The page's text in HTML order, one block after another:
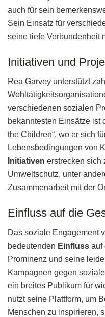
auch für sein
Sein Einsatz für
seine tiefe Verbundenheit
Initiativen und
Rea Garvey unterstützt
verschiedenen sozialen
bekanntesten Einsätze ist
the Children“, wo er sich
Lebensbedingungen von
Initiativen erstrecken sich
Umweltschutz, unter
Zusammenarbeit mit der
Einfluss auf die
Das soziale Engagement
bedeutenden Einfluss auf
Prominenz und seine
Kampagnen gegen
ein breites Publikum für
nutzt seine Plattform, um
Menschen zu inspirieren,